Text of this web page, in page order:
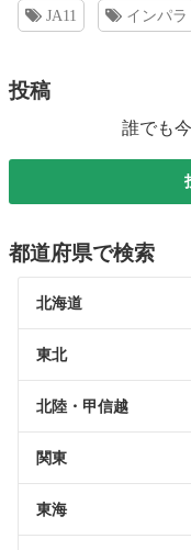
JA11 インパラ
投稿
誰でも
都道府県で検索
北海道
東北
北陸・甲信越
関東
東海